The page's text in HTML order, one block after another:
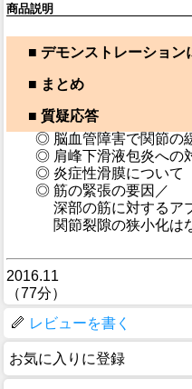
商品説明
■ デモンストレーション
■ まとめ
■ 質疑応答
◎ 脳血管障害で関節の緩
◎ 肩峰下滑液包炎への
◎ 炎症性滑膜について
◎ 筋の緊張の要因／
深部の筋に対するアプ
関節裂隙の狭小化はな
2016.11
（77分）
レビューを書く
お気に入りに登録